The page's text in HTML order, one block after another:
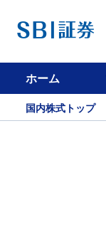
ホーム
国内株式トップ